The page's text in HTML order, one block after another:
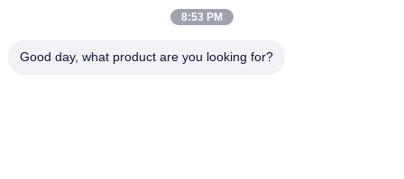
401, No.7, 1$η οδός, ζώνη 3 Ανατολής-Δύσης δρόμος
8:53 PM
Good day, what product are you looking for?